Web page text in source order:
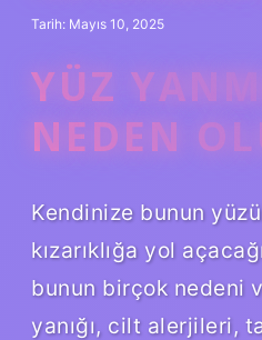
Tarih: Mayıs 10, 2025
YÜZ
NEDEN
Kendinize bunun
kızarıklığa yol
bunun birçok nedeni
yanığı, cilt alerjileri,